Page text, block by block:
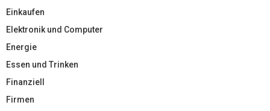
Einkaufen
Elektronik und Computer
Energie
Essen und Trinken
Finanziell
Firmen